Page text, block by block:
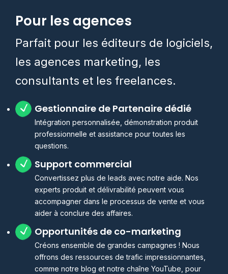
Pour les agences
Parfait pour les éditeurs de logiciels,
les agences marketing, les
consultants et les freelances.
Gestionnaire de Partenaire dédié
Intégration personnalisée, démonstration produit
professionnelle et assistance pour toutes les
questions.
Support commercial
Convertissez plus de leads avec notre aide. Nos
experts produit et délivrabilité peuvent vous
accompagner dans le processus de vente et vous
aider à conclure des affaires.
Opportunités de co-marketing
Créons ensemble de grandes campagnes ! Nous
offrons des ressources de trafic impressionnantes,
comme notre blog et notre chaîne YouTube, pour